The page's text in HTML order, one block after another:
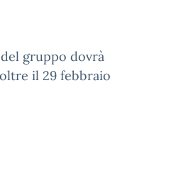
gruppo dovrà
il 29 febbraio